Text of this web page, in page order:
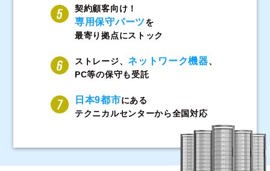
契約顧客向け！
専用保守パーツを
最寄り拠点にストック
ストレージ、ネットワーク機器、
PC等の保守も受託
日本9都市にある
テクニカルセンターから全国対応